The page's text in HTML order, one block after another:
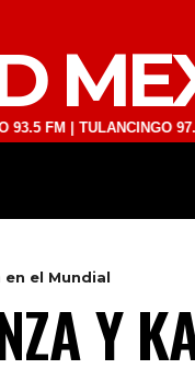
| TULANCINGO 97.1 FM
el Mundial
Y